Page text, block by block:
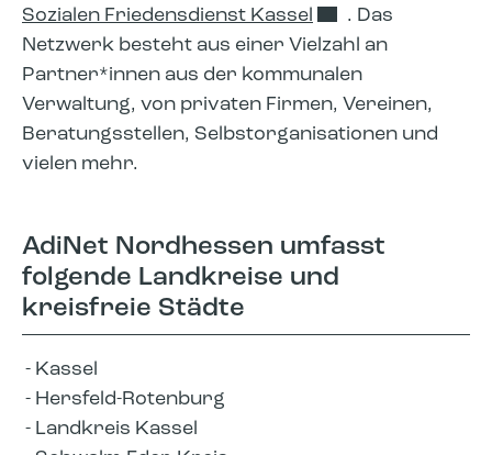
Sozialen Friedensdienst Kassel
. Das
Netzwerk besteht aus einer Vielzahl an
Partner*innen aus der kommunalen
Verwaltung, von privaten Firmen, Vereinen,
Beratungsstellen, Selbstorganisationen und
vielen mehr.
AdiNet Nordhessen umfasst
folgende Landkreise und
kreisfreie Städte
Kassel
Hersfeld-Rotenburg
Landkreis Kassel